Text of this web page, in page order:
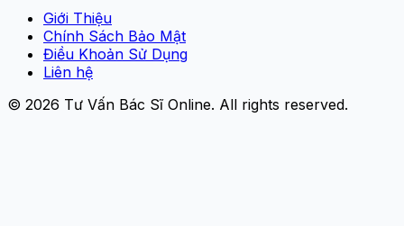
Giới Thiệu
Chính Sách Bảo Mật
Điều Khoản Sử Dụng
Liên hệ
© 2026 Tư Vấn Bác Sĩ Online. All rights reserved.